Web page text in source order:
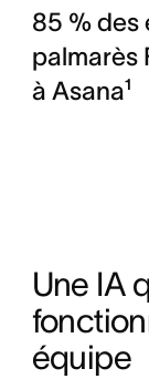
85 % des
palmarès
à Asana¹
Une IA
équipe